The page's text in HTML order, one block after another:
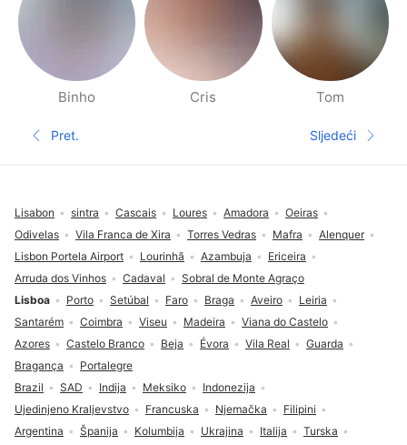
Binho Cris Tom
Stranica s Ljudima u blizini
Prethodna stranica
Pret.
Sljedeća
Sljedeći
Brazil SAD Indija Meksiko
Indonezija
Ujedinjeno Kraljevstvo
Francuska Njemačka
Filipini
Argentina
Španija Kolumbija Ukrajina Italija
Turska
Lisboa Porto Setúbal Faro Braga Aveiro
Leiria
Santarém
Coimbra Viseu Madeira
Viana do Castelo
Azores
Castelo Branco Beja Évora Vila Real
Guarda
Bragança
Portalegre
Lisabon sintra Cascais Loures Amadora
Oeiras
Odivelas
Vila Franca de Xira Torres Vedras Mafra
Alenquer
Lisbon Portela Airport
Lourinhã Azambuja
Ericeira
Arruda dos Vinhos
Cadaval Sobral de Monte Agraço